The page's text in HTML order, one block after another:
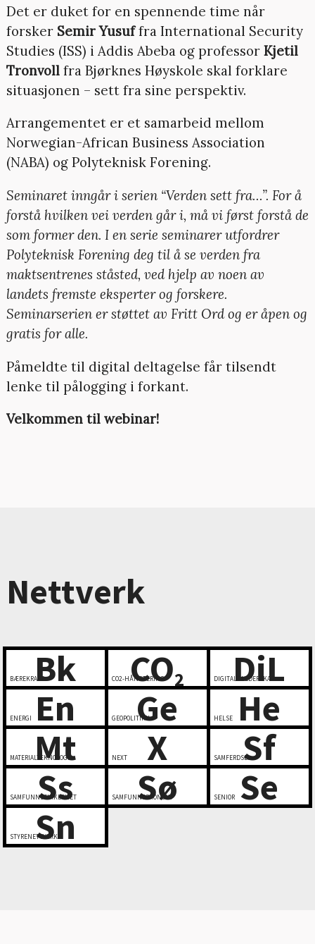
Det er duket for en spennende time når
forskerSemir Yusuffra International Security
Studies (ISS) i Addis Abeba og professor Kjetil
Tronvollfra Bjørknes Høyskole skal forklare
situasjonen – sett fra sine perspektiv.
Arrangementet er et samarbeid mellom
Norwegian-African Business Association
(NABA) og Polyteknisk Forening.
Seminaret inngår i serien “Verden sett fra…”. For å
forstå hvilken vei verden går i, må vi først forstå de
som former den. I en serie seminarer utfordrer
Polyteknisk Forening deg til å se verden fra
maktsentrenes ståsted, ved hjelp av noen av
landets fremste eksperter og forskere.
Seminarserien er støttet av Fritt Ord og er åpen og
gratis for alle.
Påmeldte til digital deltagelse får tilsendt
lenke til pålogging i forkant.
Velkommen til webinar!
Nettverk
Bk
BÆREKRAFT CO2
CO2-HÅNDTERING DiL
DIGITALT LEDERSKAP
En
ENERGI Ge
GEOPOLITIKK He
HELSE
Mt
MATERIALTEKNOLOGI X
NEXT Sf
SAMFERDSEL
Ss
SAMFUNNSSIKKERHET Sø
SAMFUNNSØKONOMI Se
SENIOR
Sn
STYRENETTVERK